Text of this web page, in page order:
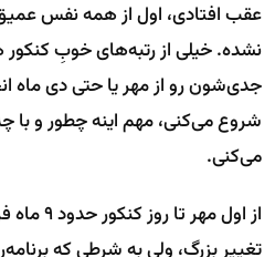
عقب افتادی، اول از همه نفس
نشده. خیلی از رتبه‌های خوبِ
جدی‌شون رو از مهر یا حتی دی ماه
شروع می‌کنی، مهم اینه چطور و
می‌کنی.
از اول
تغییرِ بزرگ، ولی به شرطی که